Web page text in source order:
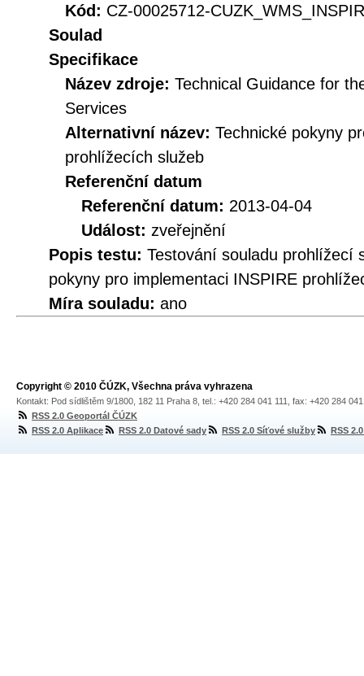
Kód: CZ-00025712-
Soulad
Specifikace
Název zdroje: Technical Guidance for
Services
Alternativní název: Technické pokyny
prohlížecích služeb
Referenční datum
Referenční datum: 2013-04-04
Událost: zveřejnění
Popis testu: Testování souladu prohlížecí
pokyny pro implementaci INSPIRE
Míra souladu: ano
Copyright © 2010 ČÚZK, Všechna práva vyhrazena
Kontakt: Pod sídlištěm 9/1800, 182 11 Praha 8, tel.: +420 284 041 111, fax: +420 284
RSS 2.0 Geoportál ČÚZK
RSS 2.0 Aplikace
RSS 2.0 Datové sady RSS 2.0 Síťové služby RSS